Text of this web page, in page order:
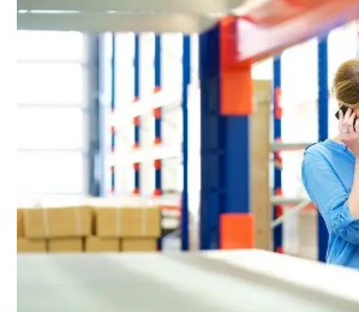
Empresa de gestão de estoque
Empresa de gestão logística
Empresa de logistica para eventos
Empresa de logística integrada
Empresa de logística são paulo
Empresa de montagem de kits